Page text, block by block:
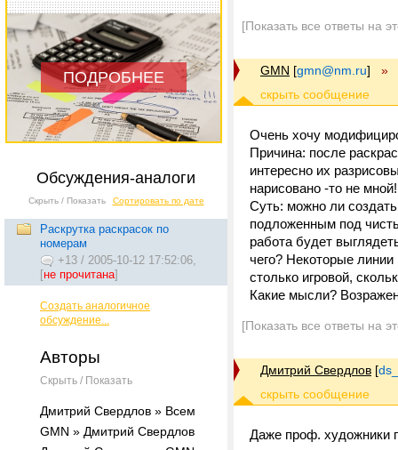
ПОДРОБНЕЕ
Обсуждения-аналоги
Скрыть / Показать Сортировать по дате
Раскрутка раскрасок по
номерам
+13 / 2005-10-12 17:52:06,
[не прочитана]
Создать аналогичное
обсуждение...
Авторы
Скрыть / Показать
Дмитрий Свердлов » Всем
GMN » Дмитрий Свердлов
[Показать все ответы на
GMN [gmn@nm.ru] »
Очень хочу
Причина: после
интересно их
нарисовано -то не
Суть: можно ли
подложенным под
работа будет
чего? Некоторые
столько игровой,
Какие мысли?
[Показать все ответы на
Дмитрий Свердлов [
Даже проф. художники